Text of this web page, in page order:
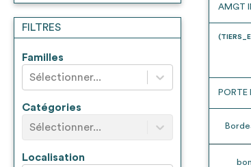
* Attention, l’ajout des matériaux
FILTRES
Familles
Sélectionner...
Catégories
Sélectionner...
Localisation
AMGT
PORTE
bon